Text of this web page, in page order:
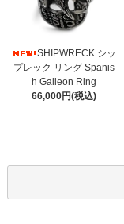
SHIPWRECK シッ
プレック リング Spanis
h Galleon Ring
66,000円(税込)